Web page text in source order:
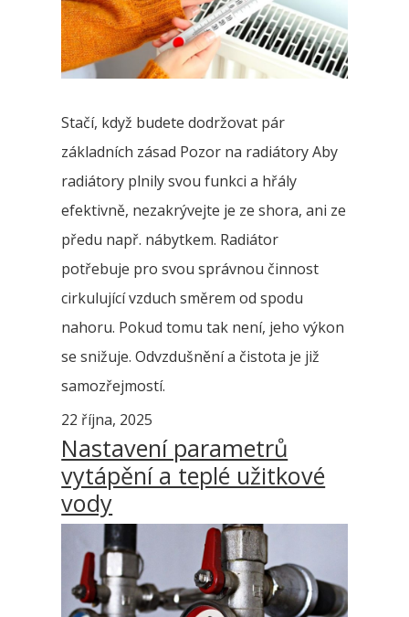
Stačí, když budete dodržovat pár
základních zásad Pozor na radiátory Aby
radiátory plnily svou funkci a hřály
efektivně, nezakrývejte je ze shora, ani ze
předu např. nábytkem. Radiátor
potřebuje pro svou správnou činnost
cirkulující vzduch směrem od spodu
nahoru. Pokud tomu tak není, jeho výkon
se snižuje. Odvzdušnění a čistota je již
samozřejmostí.
22 října, 2025
Nastavení parametrů
vytápění a teplé užitkové
vody